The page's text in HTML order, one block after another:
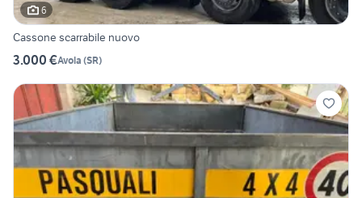
6
Cassone scarrabile nuovo
3.000 €Avola (SR)